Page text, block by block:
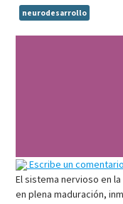
neurodesarrollo
Escribe un comentario
El sistema nervioso en
en plena maduración,